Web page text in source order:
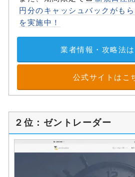
円分のキャッシュバックがも
を実施中！
業者情報・攻略法
公式サイトはこ
２位：ゼントレーダー